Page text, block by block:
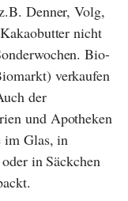
Denner,Volg,
nicht
Bio-
) verkaufen
der
und Apotheken
im Glas, in
in Säckchen